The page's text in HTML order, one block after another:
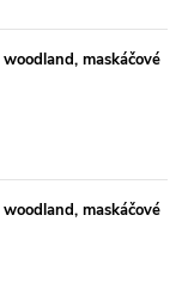
maskáčové
maskáčové